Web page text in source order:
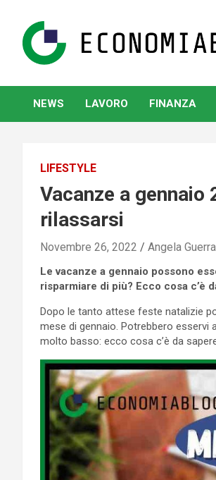
content
NEWS LAVORO FINANZA
LIFESTYLE
Vacanze a
rilassarsi
Novembre 26, 2022 Angela Guerra
Le vacanze a gennaio possono
risparmiare di più? Ecco cosa c’è
Dopo le tanto attese feste natalizie
mese di gennaio. Potrebbero
molto basso: ecco cosa c’è da